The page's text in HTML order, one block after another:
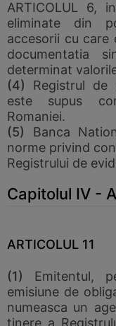
ARTICOLUL 6,
eliminate din
accesorii cu care
documentatia
determinat
(4) Registrul de
este supus
Romaniei.
(5) Banca
norme privind
Registrului de
Capitolul IV -
ARTICOLUL 11
(1) Emitentul,
emisiune de
numeasca un
tinere a